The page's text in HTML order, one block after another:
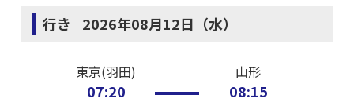
行き 2026年08月12日（水）
東京(羽田)
07:20
山形
08:15